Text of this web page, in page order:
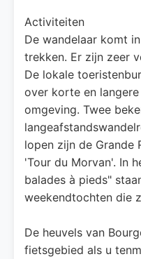
Activiteiten
De wandelaar komt
trekken. Er zijn zeer
De lokale
over korte en
omgeving. Twee
lopen zijn de Grande
'Tour du Morvan'. In
balades à pieds"
weekendtochten die
De heuvels van
fietsgebied als u